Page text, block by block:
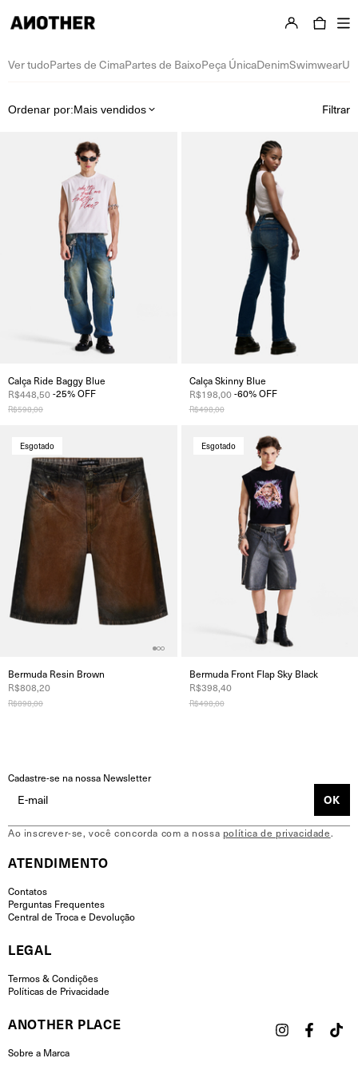
Essentials & Others
Ver tudoPartes de CimaPartes de BaixoPeça ÚnicaDenimSwimwear
Ordenar por:Mais vendidos Filtrar
Calça Ride Baggy Blue
R$448,50-25%OFF
R$598,00
Calça Skinny Blue
R$198,00-60%OFF
R$498,00
Esgotado
Bermuda Resin Brown
R$808,20
R$898,00
Esgotado
Bermuda Front Flap Sky Black
R$398,40
R$498,00
Cadastre-se na nossa Newsletter
Ao inscrever-se, você concorda com a nossa política de privacidade.
ATENDIMENTO
Contatos
Perguntas Frequentes
Central de Troca e Devolução
LEGAL
Termos & Condições
Políticas de Privacidade
ANOTHER PLACE
Sobre a Marca